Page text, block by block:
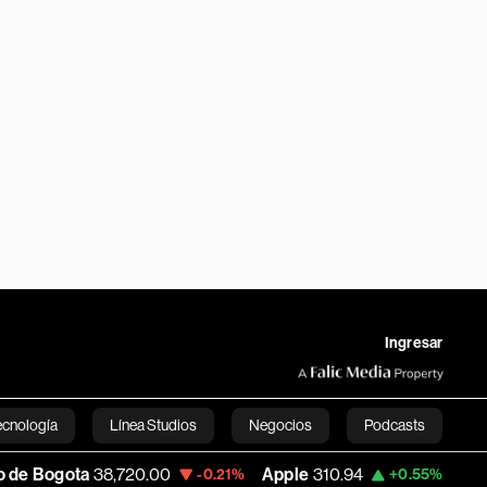
Ingresar
Línea Studios Negocios Podcasts
English-0.21% Apple 310.94 +0.55% USD COP 3,175.95